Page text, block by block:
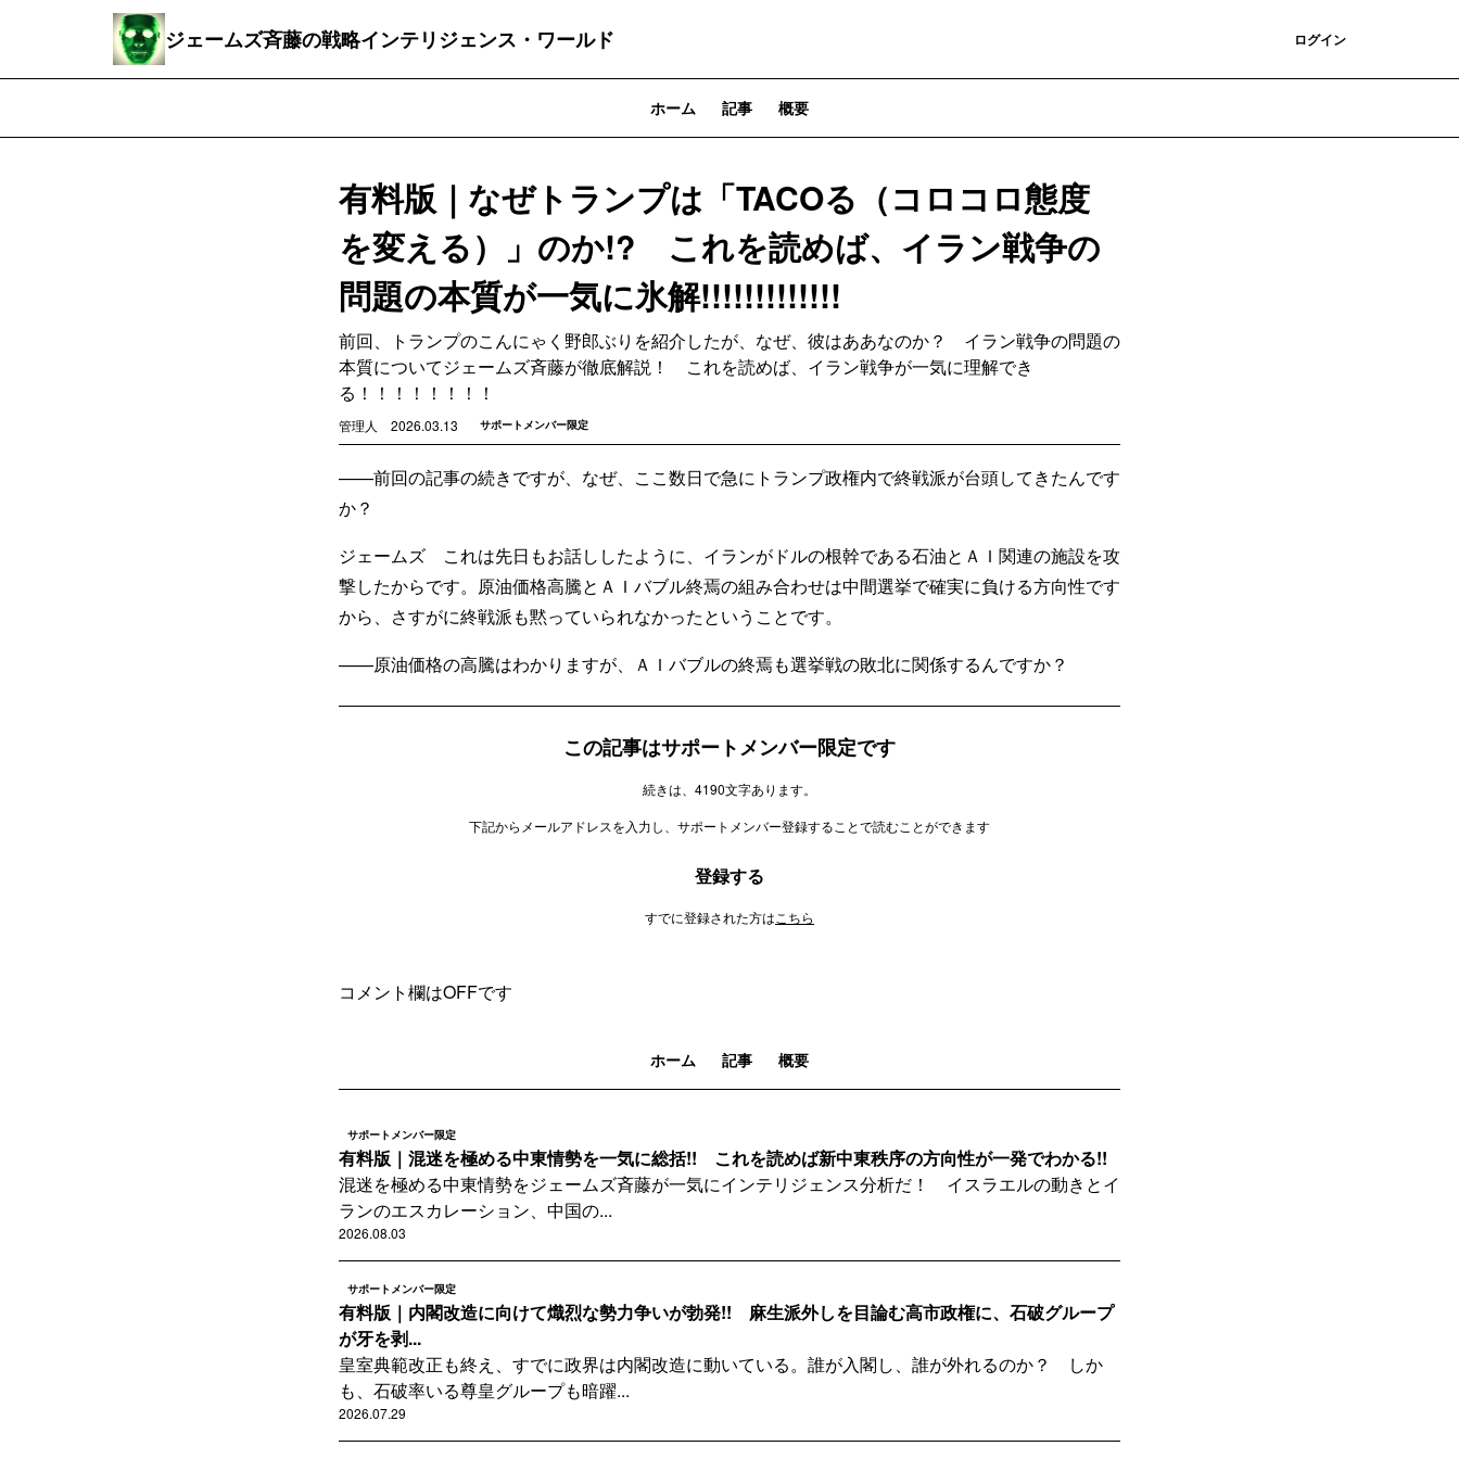
ジェームズ斉藤の戦略インテリジェンス・ワールド ログイン
ホーム 記事 概要
有料版｜なぜトランプは「TACOる（コロコロ態度
を変える）」のか!? これを読めば、イラン戦争の
問題の本質が一気に氷解!!!!!!!!!!!!!
前回、トランプのこんにゃく野郎ぶりを紹介したが、なぜ、彼はああなのか？ イラン戦争の問題の
本質についてジェームズ斉藤が徹底解説！ これを読めば、イラン戦争が一気に理解でき
る！！！！！！！！
管理人 2026.03.13 サポートメンバー限定
——前回の記事の続きですが、なぜ、ここ数日で急にトランプ政権内で終戦派が台頭してきたんです
か？
ジェームズ これは先日もお話ししたように、イランがドルの根幹である石油とＡＩ関連の施設を攻
撃したからです。原油価格高騰とＡＩバブル終焉の組み合わせは中間選挙で確実に負ける方向性です
から、さすがに終戦派も黙っていられなかったということです。
——原油価格の高騰はわかりますが、ＡＩバブルの終焉も選挙戦の敗北に関係するんですか？
この記事はサポートメンバー限定です
続きは、4190文字あります。
下記からメールアドレスを入力し、サポートメンバー登録することで読むことができます
登録する
すでに登録された方は こちら
コメント欄はOFFです
ホーム 記事 概要
サポートメンバー限定
有料版｜混迷を極める中東情勢を一気に総括!! これを読めば新中東秩序の方向性が一発でわかる!!
混迷を極める中東情勢をジェームズ斉藤が一気にインテリジェンス分析だ！ イスラエルの動きとイ
ランのエスカレーション、中国の...
2026.08.03
サポートメンバー限定
有料版｜内閣改造に向けて熾烈な勢力争いが勃発!! 麻生派外しを目論む高市政権に、石破グループ
が牙を剥...
皇室典範改正も終え、すでに政界は内閣改造に動いている。誰が入閣し、誰が外れるのか？ しか
も、石破率いる尊皇グループも暗躍...
2026.07.29